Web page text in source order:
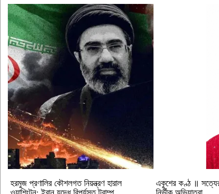
হরমুজ প্রণালির কৌশলগত নিয়ন্ত্রণ হারাল
একুশের কণ্ঠ ॥